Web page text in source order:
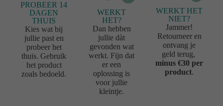
PROBEER 14
DAGEN
THUIS
Kies wat bij
jullie past en
probeer het
thuis. Gebruik
het product
zoals bedoeld.
WERKT
HET?
Dan hebben
jullie dàt
gevonden wat
werkt. Fijn dat
er een
oplossing is
voor jullie
kleintje.
WERKT HET
NIET?
Jammer!
Retourneer en
ontvang je
geld terug,
minus €30 per
product.